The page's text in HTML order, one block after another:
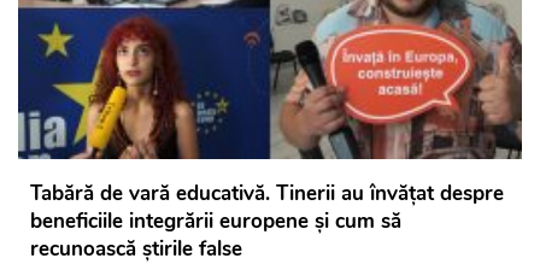
Tabără de vară educativă. Tinerii au învăţat despre
beneficiile integrării europene şi cum să
recunoască știrile false